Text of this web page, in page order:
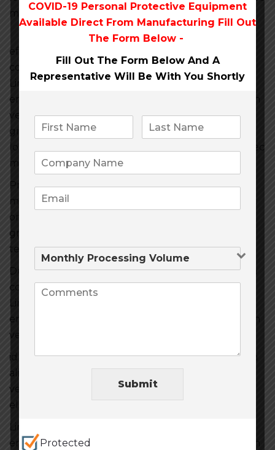
molestie quis, facilisis nec odio.
efficitur, neque id egestas blandit, arcu lorem
commodo justo, non aliquam arcu nulla et libero.
Link inside text, massa quis molestie venenatis, erat
enim faucibus sapien, eget elementum risus sapien
vel turpis. Fusce vestibulum suscipit sem, vel
gravida neque maximus ut. Duis dignissim enim at
molestie quis, facilisis nec odio.
Proin faucibus sodales tincidunt. Proin a gravida
mauris. Nam bibendum rutrum blandit. In sit amet
ornare erat. Curabitur nec diam sit amet eros
gravida mollis. Vestibulum in lectus venenatis,
tempor mauris et, malesuada nulla.
Duis efficitur, neque id egestas blandit, arcu lorem
commodo justo, non aliquam arcu nulla et libero.
enim faucibus sapien, eget elementum risus sapien
vel turpis.
id egestas blandit, arcu lorem commodo justo, non
aliquam arcu nulla et libero. Muis molestie
venenatis, erat enim faucibus sapien, eget
elementum risus sapien vel turpis.
enim faucibus sapien, eget elementum risus sapien
COVID-19 Personal Protective Equipment
Available Direct From Manufacturing Fill Out
The Form Below -
Fill Out The Form Below And A
Representative Will Be With You Shortly
Submit
Protected